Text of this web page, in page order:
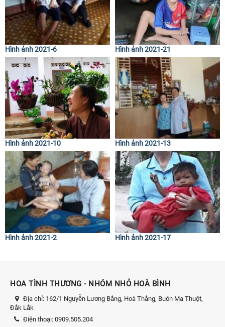
Hình ảnh 2021-6 Hình ảnh 2021-21
Hình ảnh 2021-10 Hình ảnh 2021-13
Hình ảnh 2021-2 Hình ảnh 2021-17
HOA TÌNH THƯƠNG - NHÓM NHỎ HOÀ BÌNH
Địa chỉ: 162/1 Nguyễn Lương Bằng, Hoà Thắng, Buôn Ma Thuột,
Đắk Lắk
Điện thoại: 0909.505.204